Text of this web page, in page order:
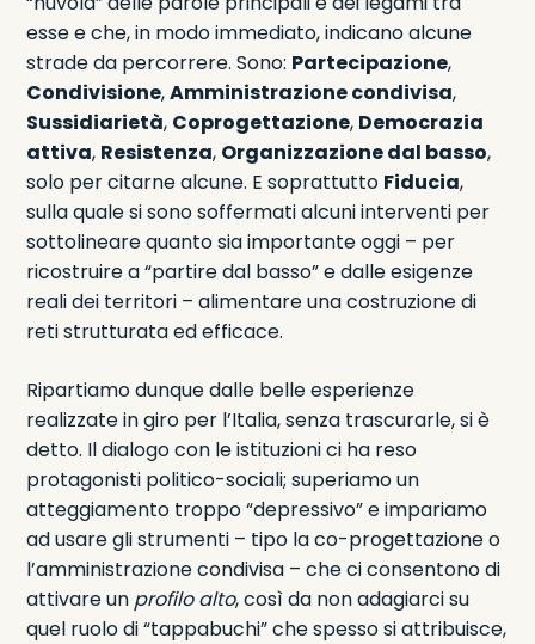
esse e che, in modo immediato, indicano alcune
strade da percorrere. Sono: Partecipazione,
Condivisione,Amministrazione condivisa,
Sussidiarietà, Coprogettazione, Democrazia
attiva, Resistenza, Organizzazione dal basso,
solo per citarne alcune. E soprattutto Fiducia,
sulla quale si sono soffermati alcuni interventi per
sottolineare quanto sia importante oggi – per
ricostruire a “partire dal basso” e dalle esigenze
reali dei territori – alimentare una costruzione di
reti strutturata ed efficace.
Ripartiamo dunque dalle belle esperienze
realizzate in giro per l’Italia, senza trascurarle, si è
detto. Il dialogo con le istituzioni ci ha reso
protagonisti politico-sociali; superiamo un
atteggiamento troppo “depressivo” e impariamo
ad usare gli strumenti – tipo la co-progettazione o
l’amministrazione condivisa – che ci consentono di
attivare un profilo alto, così da non adagiarci su
quel ruolo di “tappabuchi” che spesso si attribuisce,